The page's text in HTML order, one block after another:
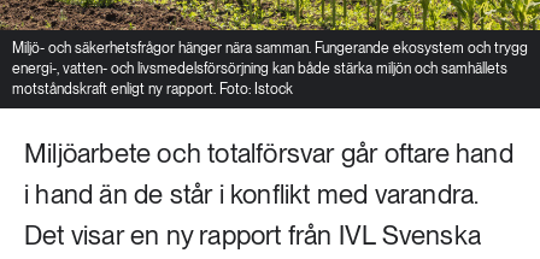
Miljö- och säkerhetsfrågor hänger nära samman. Fungerande ekosystem och trygg
energi-, vatten- och livsmedelsförsörjning kan både stärka miljön och samhällets
motståndskraft enligt ny rapport. Foto: Istock
Miljöarbete och totalförsvar går oftare hand
i hand än de står i konflikt med varandra.
Det visar en ny rapport från IVL Svenska